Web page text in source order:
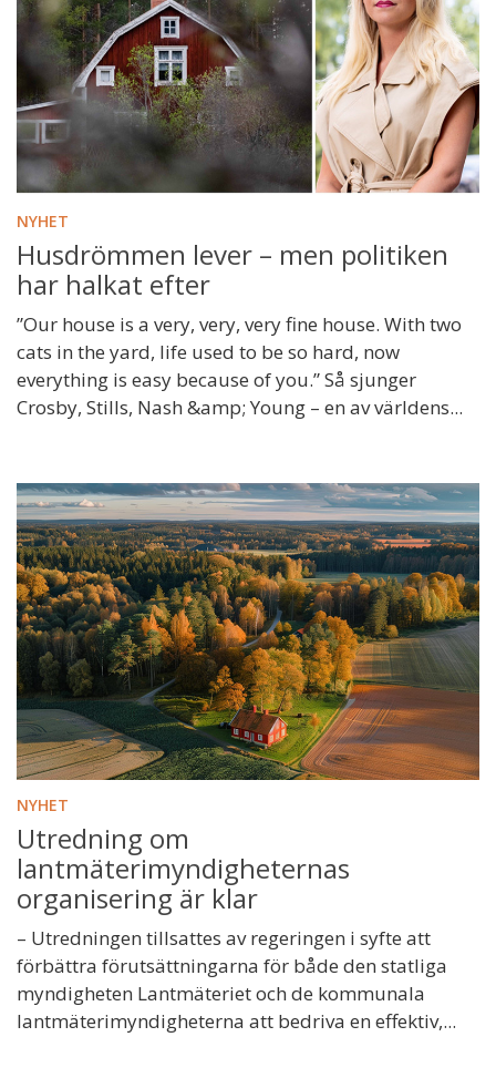
NYHET
Husdrömmen lever – men politiken
har halkat efter
”Our house is a very, very, very fine house. With two
cats in the yard, life used to be so hard, now
everything is easy because of you.” Så sjunger
Crosby, Stills, Nash &amp; Young – en av världens...
NYHET
Utredning om
lantmäterimyndigheternas
organisering är klar
– Utredningen tillsattes av regeringen i syfte att
förbättra förutsättningarna för både den statliga
myndigheten Lantmäteriet och de kommunala
lantmäterimyndigheterna att bedriva en effektiv,...